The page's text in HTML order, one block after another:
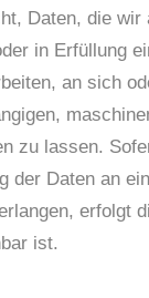
Daten, die wir
in Erfüllung
an sich
zu lassen.
der Daten an
erfolgt
ist.